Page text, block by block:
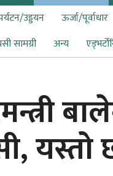
उड्डयन ऊर्जा/पूर्वाधार
सामग्री अन्य